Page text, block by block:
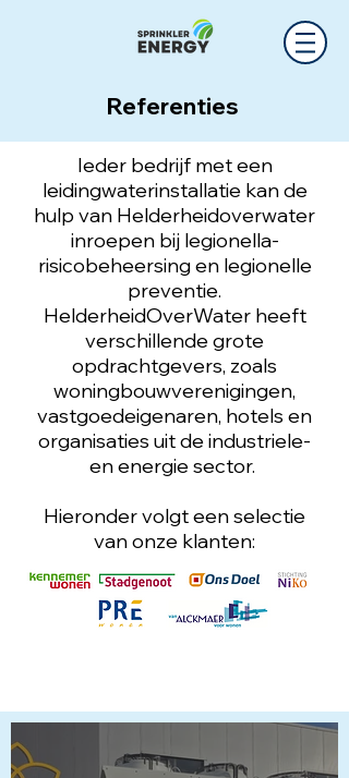
Referenties
Ieder bedrijf met een
leidingwaterinstallatie kan de
hulp van Helderheidoverwater
inroepen bij legionella-
risicobeheersing en legionelle
preventie.
HelderheidOverWater heeft
verschillende grote
opdrachtgevers, zoals
woningbouwverenigingen,
vastgoedeigenaren, hotels en
organisaties uit de industriele-
en energie sector.
Hieronder volgt een selectie
van onze klanten: